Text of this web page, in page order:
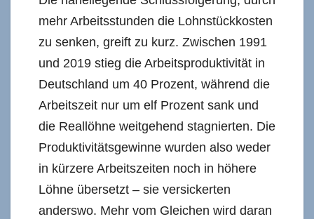
mehr Arbeitsstunden die Lohnstückkosten
zu senken, greift zu kurz. Zwischen 1991
und 2019 stieg die Arbeitsproduktivität in
Deutschland um 40 Prozent, während die
Arbeitszeit nur um elf Prozent sank und
die Reallöhne weitgehend stagnierten. Die
Produktivitätsgewinne wurden also weder
in kürzere Arbeitszeiten noch in höhere
Löhne übersetzt – sie versickerten
anderswo. Mehr vom Gleichen wird daran